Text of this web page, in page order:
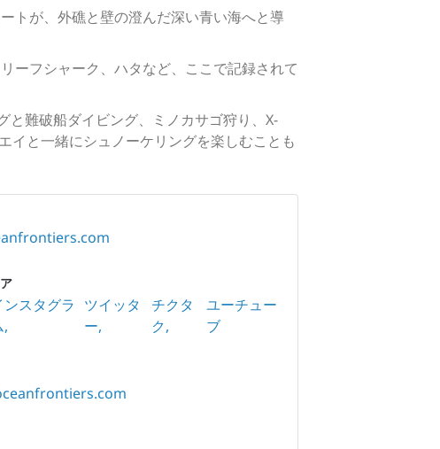
トが、外礁と壁の澄んだ深い青い海へと導
ーフシャーク、ハタなど、ここで記録されて
と難破船ダイビング、ミノカサゴ狩り、X-
イと一緒にシュノーケリングを楽しむことも
ンスタグラ ツイッタ
ー
チクタ
ク
ユーチュー
ブ